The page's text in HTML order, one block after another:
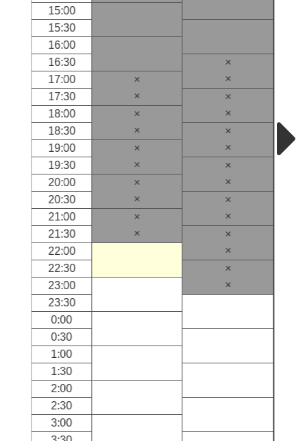
15:00
15:30
16:00
16:30
×
17:00
×
×
17:30
×
×
18:00
×
×
18:30
×
×
19:00
×
×
19:30
×
×
20:00
×
×
20:30
×
×
21:00
×
×
21:30
×
×
22:00
×
22:30
×
23:00
×
23:30
0:00
0:30
1:00
1:30
2:00
2:30
3:00